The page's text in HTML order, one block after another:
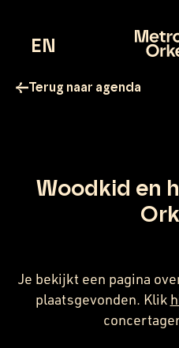
EN
Terug naar agenda
Woodkid en
Je bekijkt een pagina
plaatsgevonden. Klik